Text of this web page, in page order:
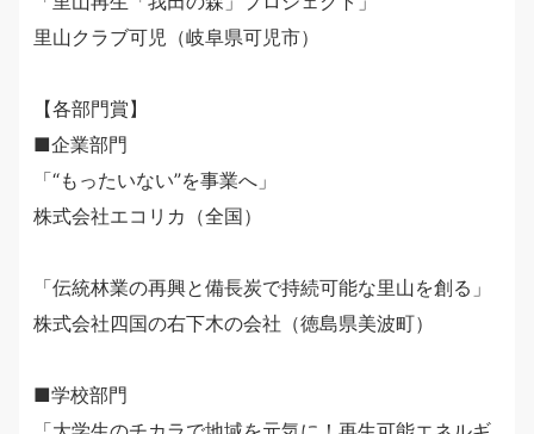
里山クラブ可児（岐阜県可児市）
【各部門賞】
■企業部門
「“もったいない”を事業へ」
株式会社エコリカ（全国）
「伝統林業の再興と備長炭で持続可能な里山を創る」
株式会社四国の右下木の会社（徳島県美波町）
■学校部門